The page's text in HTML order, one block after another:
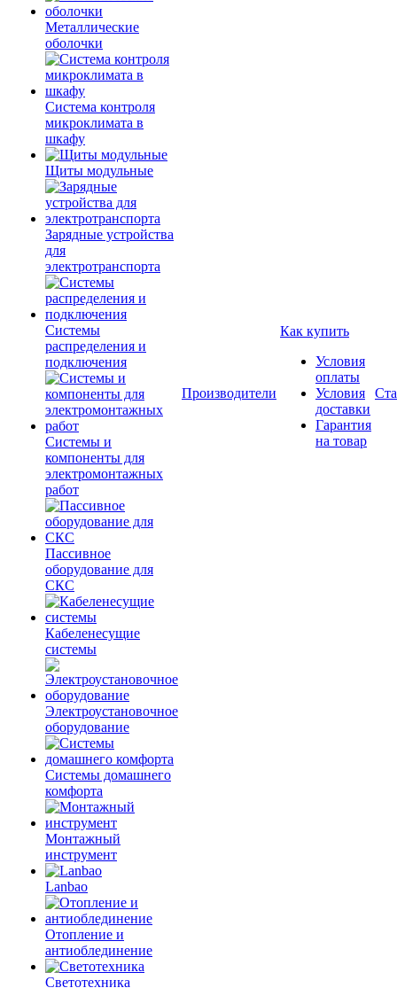
Металлические
оболочки
Система контроля
микроклимата в
шкафу
Щиты модульные
Зарядные устройства
для
электротранспорта
Системы
распределения и
подключения
Системы и
компоненты для
электромонтажных
работ
Пассивное
оборудование для
СКС
Кабеленесущие
системы
Электроустановочное
оборудование
Системы домашнего
комфорта
Монтажный
инструмент
Lanbao
Отопление и
антиоблединение
Светотехника
Производители
Как купить
Условия
оплаты
Условия
доставки
Гарантия
на товар